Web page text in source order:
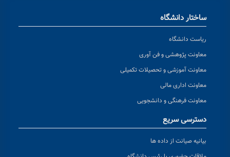
ساختار دانشگاه
ریاست دانشگاه
معاونت پژوهشی و فن آوری
معاونت آموزشی و تحصیلات تکمیلی
معاونت اداری مالی
معاونت فرهنگی و دانشجویی
دسترسی سریع
بیانیه صیانت از داده ها